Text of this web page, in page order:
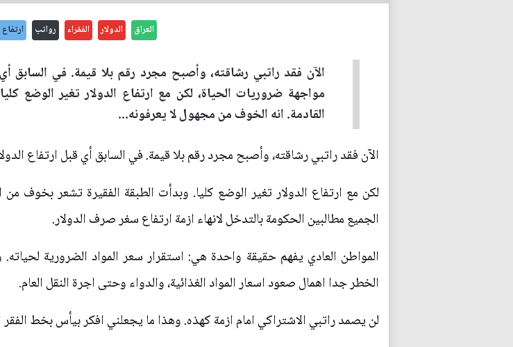
العراق الدولار الفقراء رواتب
الآن فقد راتبي رشاقته، وأصبح مجرد رقم بلا قيمة. في السابق
مواجهة ضروريات الحياة، لكن مع ارتفاع الدولار تغير الوضع
القادمة. انه الخوف من مجهول لا يعرفونه...
الآن فقد راتبي رشاقته، وأصبح مجرد رقم بلا قيمة. في السابق أي قبل ارتفاع
لكن مع ارتفاع الدولار تغير الوضع كليا. وبدأت الطبقة الفقيرة تشعر بخوف
الجميع مطالبين الحكومة بالتدخل لانهاء ازمة ارتفاع سغر صرف الدولار.
المواطن العادي يفهم حقيقة واحدة هي: استقرار سعر المواد الضرورية
الخطر جدا اهمال صعود اسعار المواد الغذائية، والدواء وحتى اجرة النقل العام.
لن يصمد راتبي الاشتراكي امام ازمة كهذه. وهذا ما يجعلني افكر بيأس بخط